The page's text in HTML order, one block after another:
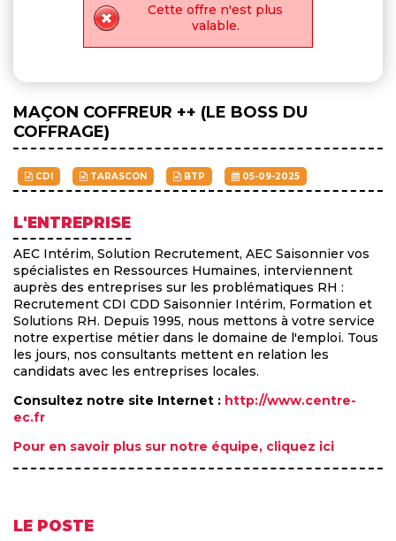
Cette offre n'est plus
valable.
MAÇON COFFREUR ++ (LE BOSS DU
COFFRAGE)
CDI TARASCON BTP 05-09-2025
L'ENTREPRISE
AEC Intérim, Solution Recrutement, AEC Saisonnier vos
spécialistes en Ressources Humaines, interviennent
auprès des entreprises sur les problématiques RH :
Recrutement CDI CDD Saisonnier Intérim, Formation et
Solutions RH. Depuis 1995, nous mettons à votre service
notre expertise métier dans le domaine de l'emploi. Tous
les jours, nos consultants mettent en relation les
candidats avec les entreprises locales.
Consultez notre site Internet : http://www.centre-
ec.fr
Pour en savoir plus sur notre équipe, cliquez ici
LE POSTE